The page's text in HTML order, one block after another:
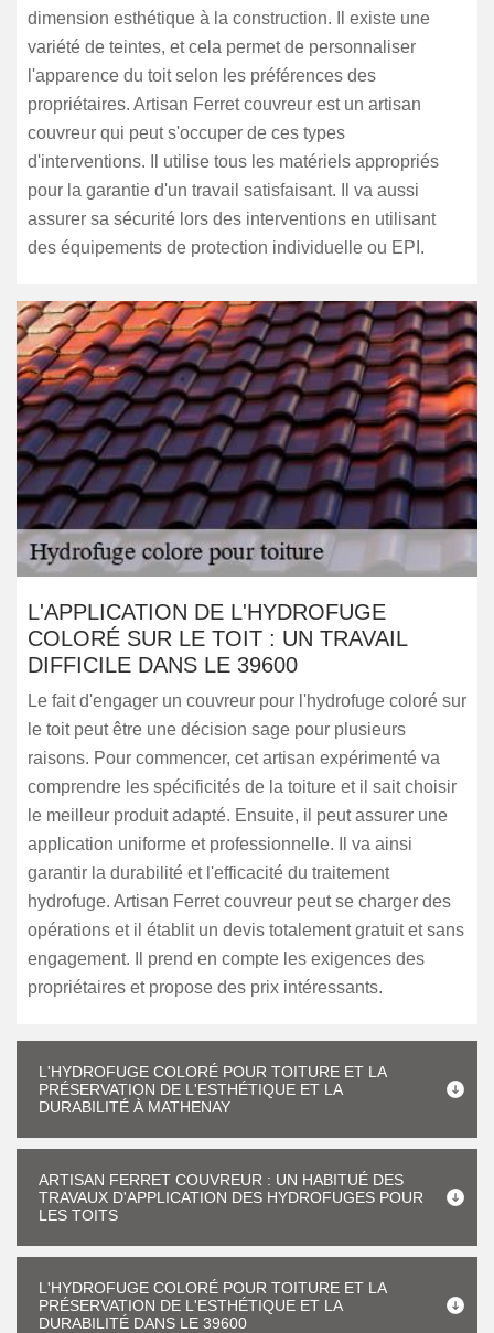
dimension esthétique à la construction. Il existe une
variété de teintes, et cela permet de personnaliser
l'apparence du toit selon les préférences des
propriétaires. Artisan Ferret couvreur est un artisan
couvreur qui peut s'occuper de ces types
d'interventions. Il utilise tous les matériels appropriés
pour la garantie d'un travail satisfaisant. Il va aussi
assurer sa sécurité lors des interventions en utilisant
des équipements de protection individuelle ou EPI.
L'APPLICATION DE L'HYDROFUGE
COLORÉ SUR LE TOIT : UN TRAVAIL
DIFFICILE DANS LE 39600
Le fait d'engager un couvreur pour l'hydrofuge coloré sur
le toit peut être une décision sage pour plusieurs
raisons. Pour commencer, cet artisan expérimenté va
comprendre les spécificités de la toiture et il sait choisir
le meilleur produit adapté. Ensuite, il peut assurer une
application uniforme et professionnelle. Il va ainsi
garantir la durabilité et l'efficacité du traitement
hydrofuge. Artisan Ferret couvreur peut se charger des
opérations et il établit un devis totalement gratuit et sans
engagement. Il prend en compte les exigences des
propriétaires et propose des prix intéressants.
L'HYDROFUGE COLORÉ POUR TOITURE ET LA
PRÉSERVATION DE L'ESTHÉTIQUE ET LA
DURABILITÉ À MATHENAY
ARTISAN FERRET COUVREUR : UN HABITUÉ DES
TRAVAUX D'APPLICATION DES HYDROFUGES POUR
LES TOITS
L'HYDROFUGE COLORÉ POUR TOITURE ET LA
PRÉSERVATION DE L'ESTHÉTIQUE ET LA
DURABILITÉ DANS LE 39600